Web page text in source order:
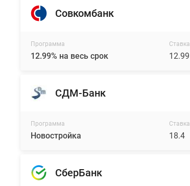
Совкомбанк
Программа
12.99% на весь срок
Ставка
12.99
СДМ-Банк
Программа
Новостройка
Ставка
18.4
СберБанк